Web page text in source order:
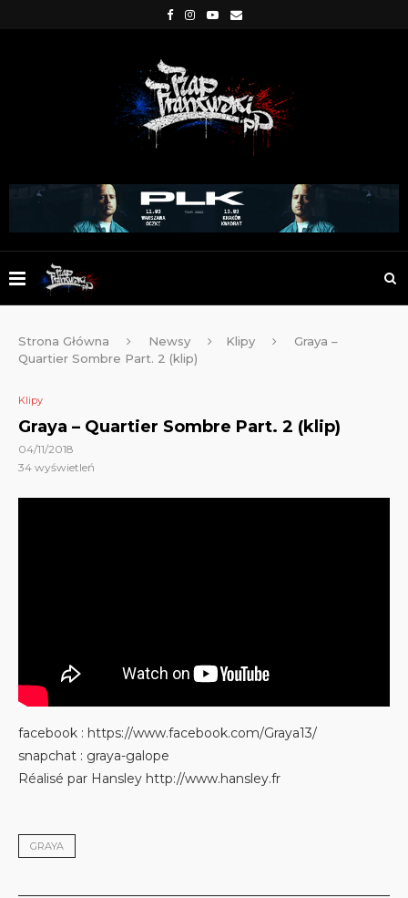
Strona Główna Newsy Klipy
Graya –
Quartier Sombre Part. 2 (klip)
Klipy
Graya – Quartier Sombre Part. 2 (klip)
04/11/2018
34 wyświetleń
facebook : https://www.facebook.com/Graya13/
snapchat : graya-galope
Réalisé par Hansley http://www.hansley.fr
GRAYA